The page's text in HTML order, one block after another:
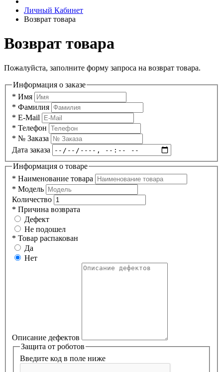
Личный Кабинет
Возврат товара
Возврат товара
Пожалуйста, заполните форму запроса на возврат товара.
Информация о заказе
* Имя
* Фамилия
* E-Mail
* Телефон
* № Заказа
Дата заказа
Информация о товаре
* Наименование товара
* Модель
Количество
* Причина возврата
Дефект
Не подошел
* Товар распакован
Да
Нет
Описание дефектов
Защита от роботов
Введите код в поле ниже